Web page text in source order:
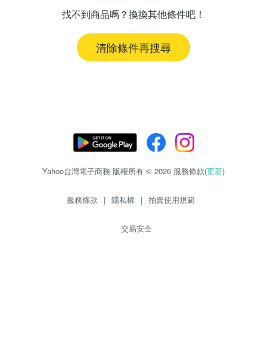
找不到商品嗎？換換其他條件吧！
清除條件再搜尋
Yahoo台灣電子商務 版權所有 © 2026 服務條款(更新)
服務條款 | 隱私權 | 拍賣使用規範
交易安全